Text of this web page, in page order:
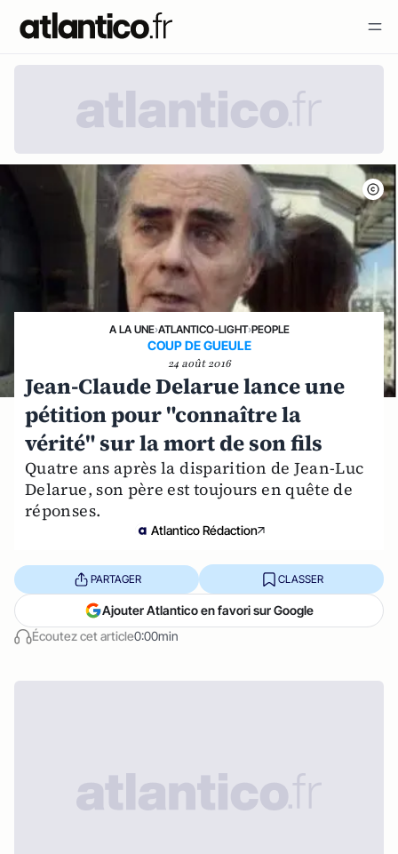
A LA UNE›ATLANTICO-LIGHT›PEOPLE
COUP DE GUEULE
24 août 2016
Jean-Claude Delarue lance une
pétition pour "connaître la
vérité" sur la mort de son fils
Quatre ans après la disparition de Jean-Luc
Delarue, son père est toujours en quête de
réponses.
Atlantico Rédaction
Écoutez cet article0:00min
PARTAGER CLASSER
Ajouter Atlantico en favori sur Google